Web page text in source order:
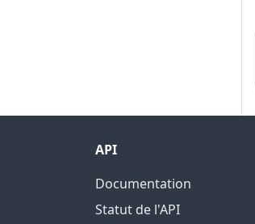
API
Documentation
Statut de l'API